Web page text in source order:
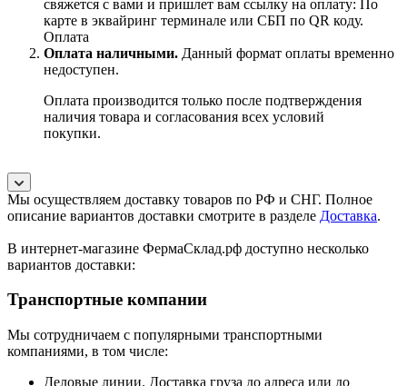
свяжется с вами и пришлет вам ссылку на оплату: По
карте в эквайринг терминале или СБП по QR коду.
Оплата
Оплата наличными. Данный формат оплаты временно
недоступен.
Оплата производится только после подтверждения
наличия товара и согласования всех условий
покупки.
Мы осуществляем доставку товаров по РФ и СНГ. Полное
описание вариантов доставки смотрите в разделе Доставка.
В интернет-магазине ФермаСклад.рф доступно несколько
вариантов доставки:
Транспортные компании
Мы сотрудничаем с популярными транспортными
компаниями, в том числе:
Деловые линии. Доставка груза до адреса или до